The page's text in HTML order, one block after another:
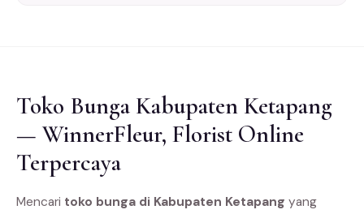
Toko Bunga Kabupaten Ketapang
— WinnerFleur, Florist Online
Terpercaya
Mencari toko bunga di Kabupaten Ketapang yang